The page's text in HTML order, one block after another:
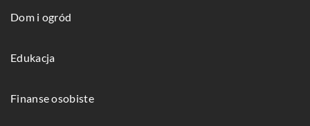
Dom i ogród
Edukacja
Finanse osobiste